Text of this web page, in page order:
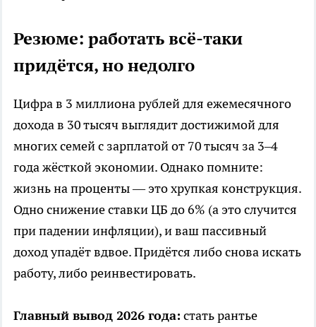
Резюме: работать всё-таки
придётся, но недолго
Цифра в 3 миллиона рублей для ежемесячного
дохода в 30 тысяч выглядит достижимой для
многих семей с зарплатой от 70 тысяч за 3–4
года жёсткой экономии. Однако помните:
жизнь на проценты — это хрупкая конструкция.
Одно снижение ставки ЦБ до 6% (а это случится
при падении инфляции), и ваш пассивный
доход упадёт вдвое. Придётся либо снова искать
работу, либо реинвестировать.
Главный вывод 2026 года: стать рантье